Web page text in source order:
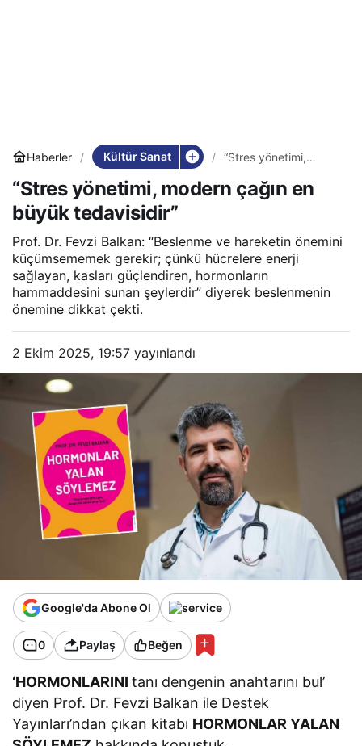
Haberler Kültür Sanat
“Stres yönetimi,
büyük tedavisidir”
“Stres yönetimi, modern çağın en
büyük tedavisidir”
Prof. Dr. Fevzi Balkan: “Beslenme ve hareketin önemini
küçümsememek gerekir; çünkü hücrelere enerji
sağlayan, kasları güçlendiren, hormonların
hammaddesini sunan şeylerdir” diyerek beslenmenin
önemine dikkat çekti.
2 Ekim 2025, 19:57 yayınlandı
Google'da Abone Ol
0 Paylaş Beğen
‘HORMONLARINItanı dengenin anahtarını bul’
diyen Prof. Dr. Fevzi Balkan ile Destek
Yayınları’ndan çıkan kitabı HORMONLAR YALAN